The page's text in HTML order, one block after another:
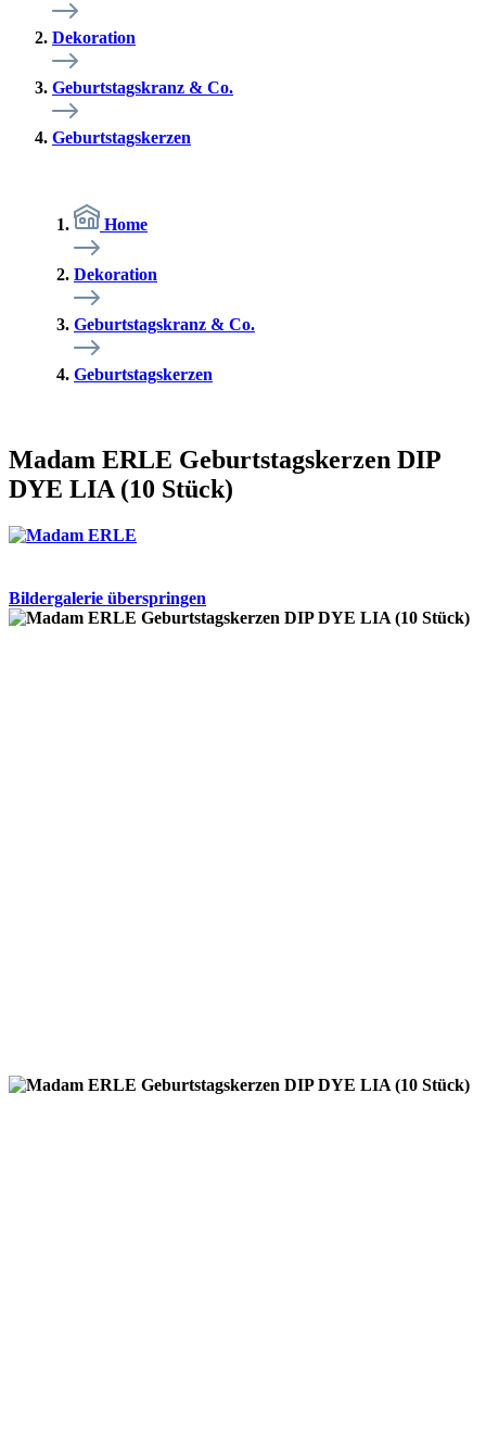
Dekoration
Geburtstagskranz & Co.
Geburtstagskerzen
Home
Dekoration
Geburtstagskranz & Co.
Geburtstagskerzen
Madam ERLE Geburtstagskerzen DIP
DYE LIA (10 Stück)
Bildergalerie überspringen